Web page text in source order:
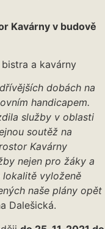
Kavárny v budově
a kavárny
dobách na
handicapem.
služby v oblasti
soutěž na
Kavárny
nejen pro žáky a
vyloženě
naše plány opět
Dalešická.